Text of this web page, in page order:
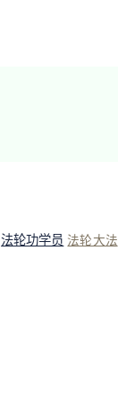
法轮功学员 法轮大法